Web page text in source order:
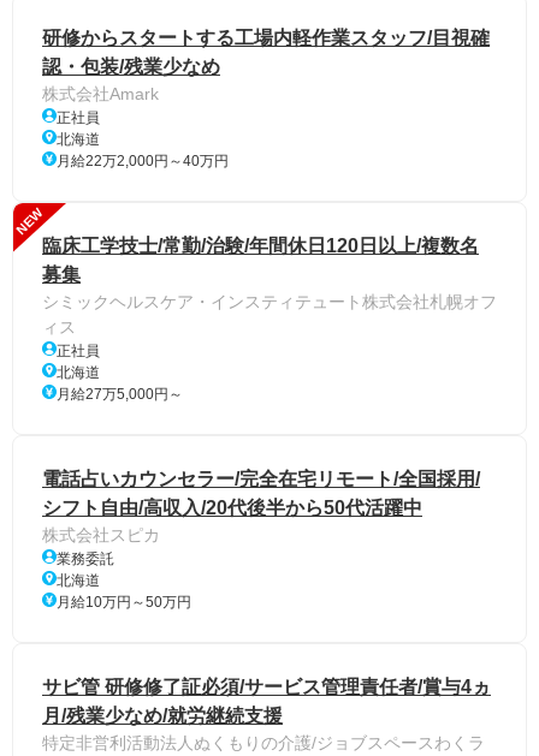
研修からスタートする工場内軽作業スタッフ/目視確
認・包装/残業少なめ
株式会社Amark
正社員
北海道
月給22万2,000円～40万円
NEW
臨床工学技士/常勤/治験/年間休日120日以上/複数名
募集
シミックヘルスケア・インスティテュート株式会社札幌オフ
ィス
正社員
北海道
月給27万5,000円～
電話占いカウンセラー/完全在宅リモート/全国採用/
シフト自由/高収入/20代後半から50代活躍中
株式会社スピカ
業務委託
北海道
月給10万円～50万円
サビ管 研修修了証必須/サービス管理責任者/賞与4ヵ
月/残業少なめ/就労継続支援
特定非営利活動法人ぬくもりの介護/ジョブスペースわくラ